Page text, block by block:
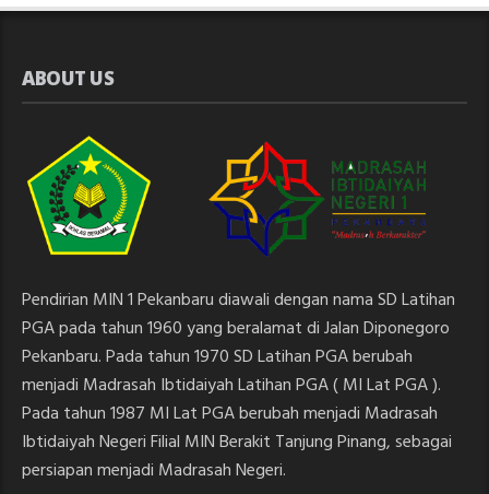
ABOUT US
Pendirian MIN 1 Pekanbaru diawali dengan nama SD Latihan
PGA pada tahun 1960 yang beralamat di Jalan Diponegoro
Pekanbaru. Pada tahun 1970 SD Latihan PGA berubah
menjadi Madrasah Ibtidaiyah Latihan PGA ( MI Lat PGA ).
Pada tahun 1987 MI Lat PGA berubah menjadi Madrasah
Ibtidaiyah Negeri Filial MIN Berakit Tanjung Pinang, sebagai
persiapan menjadi Madrasah Negeri.